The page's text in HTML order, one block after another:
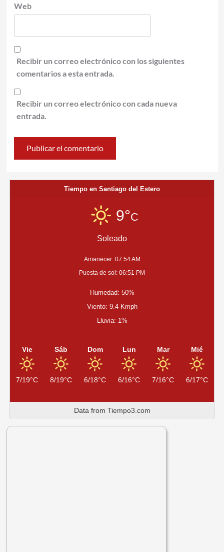
Web
Recibir un correo electrónico con los siguientes
comentarios a esta entrada.
Recibir un correo electrónico con cada nueva
entrada.
Tiempo en Santiago del Estero
9°C
Soleado
Amanecer: 07:54 AM
Puesta de sol: 06:51 PM
Humedad: 50%
Viento: 9.4 Kmph
Lluvia: 1%
Vie
7/19°C
Sáb
8/19°C
Dom
6/18°C
Lun
6/16°C
Mar
7/16°C
Mié
6/17°C
Data from Tiempo3.com